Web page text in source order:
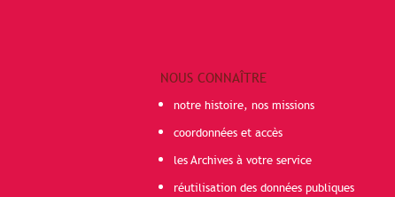
NOUS CONNAÎTRE
notre histoire, nos missions
coordonnées et accès
les Archives à votre service
réutilisation des données publiques